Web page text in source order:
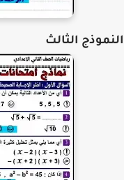
الثالث